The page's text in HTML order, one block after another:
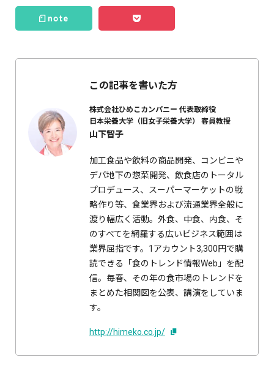
この記事を書いた方
株式会社ひめこカンパニー 代表取締役
日本栄養大学（旧女子栄養大学）
客員教授
山下智子
加工食品や飲料の商品開発、コンビニや
デパ地下の惣菜開発、飲食店のトータル
プロデュース、スーパーマーケットの戦
略作り等、食業界および流通業界全般に
渡り幅広く活動。外食、中食、内食、そ
のすべてを網羅する広いビジネス範囲は
業界屈指です。1アカウント3,300円で購
読できる「食のトレンド情報Web」を配
信。毎春、その年の食市場のトレンドを
まとめた相関図を公表、講演をしていま
す。
http://himeko.co.jp/